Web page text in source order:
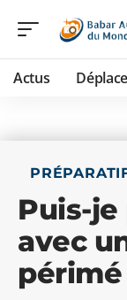
Actus
Puis-je
avec
périmé